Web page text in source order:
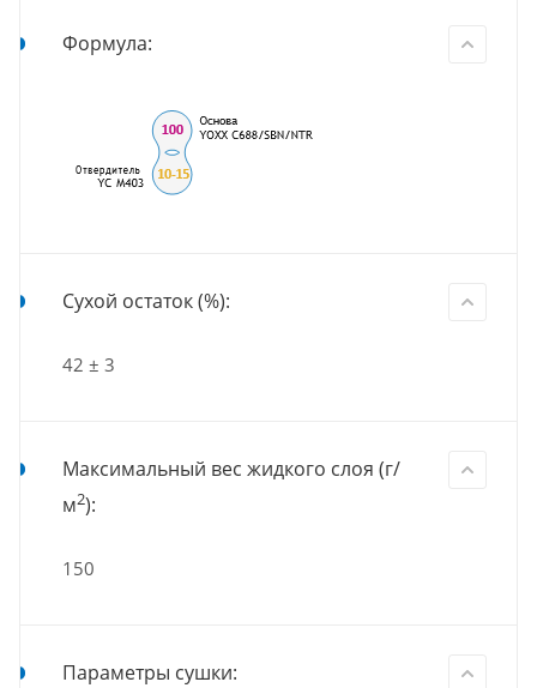
Формула:
Сухой остаток (%):
42 ± 3
Максимальный вес жидкого слоя (г/
м2):
150
Параметры сушки: